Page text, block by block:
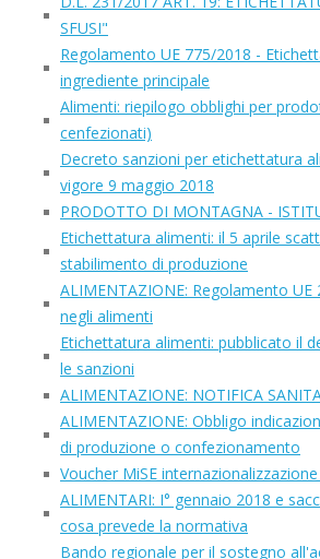
SFUSI"
Regolamento UE 775/2018 -
ingrediente principale
Alimenti: riepilogo obblighi per
cenfezionati)
Decreto sanzioni per etichettatura
vigore 9 maggio 2018
PRODOTTO DI MONTAGNA -
Etichettatura alimenti: il 5 aprile
stabilimento di produzione
ALIMENTAZIONE: Regolamento
negli alimenti
Etichettatura alimenti: pubblicato il
le sanzioni
ALIMENTAZIONE: NOTIFICA
ALIMENTAZIONE: Obbligo
di produzione o confezionamento
Voucher MiSE internazionalizzazione
ALIMENTARI: I° gennaio 2018 e
cosa prevede la normativa
Bando regionale per il sostegno